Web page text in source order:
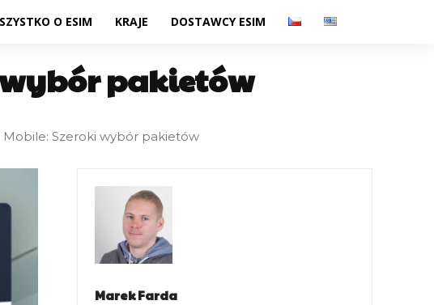
O ESIM KRAJE DOSTAWCY ESIM
wybór pakietów
Mobile: Szeroki wybór pakietów
Marek Farda